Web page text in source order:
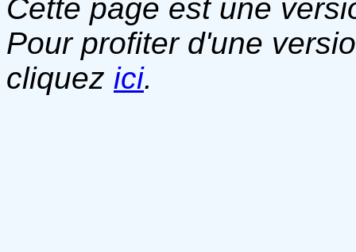
Cette page est une
Pour profiter d'une
cliquez ici.